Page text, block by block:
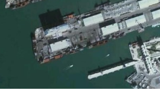
رأيا يقول إنها مستعدة لحكومة وفاق
توافق على حكومة وفاق وطني.
لا يوجد سبب أمني للتواجد في محوار فيلادلفيا،